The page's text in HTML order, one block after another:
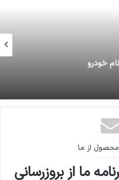
خودرو
محصول از ما
ما از بروزرسانی